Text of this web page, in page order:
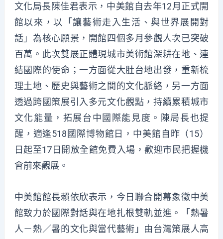
文化局長陳佳君表示，中美館自去年12月正式開
館以來，以「讓藝術走入生活、與世界展開對
話」為核心願景，開館四個多月參觀人次已突破
百萬。此次雙展正體現城市美術館深耕在地、連
結國際的使命；一方面從大肚台地出發，重新梳
理土地、歷史與藝術之間的文化脈絡，另一方面
透過跨國策展引入多元文化觀點，持續累積城市
文化能量，拓展台中國際能見度。陳局長也提
醒，適逢518國際博物館日，中美館自昨（15）
日起至17日開放全館免費入場，歡迎市民把握機
會前來觀展。
中美館館長賴依欣表示，今日聯合開幕象徵中美
館致力於國際對話與在地扎根雙軌並進。「熱暑
人－熱／暑的文化與當代藝術」由台灣策展人高